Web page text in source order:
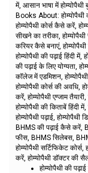
में, आसान भाषा में होम्योपैथी
Books About: होम्योपैथी
होम्योपैथी कोर्स कैसे करें,
सीखने का तरीका, होम्योपैथी
करियर कैसे बनाएं,
होम्योपैथी की पढ़ाई हिंदी में,
की पढ़ाई के लिए योग्यता,
कॉलेज में एडमिशन,
होम्योपैथी कोर्स की अवधि,
करें, होम्योपैथी एग्जाम
होम्योपैथी की किताबें हिंदी
होम्योपैथी पढ़ाई,
BHMS की पढ़ाई कैसे करें,
फीस, BHMS सिलेबस, BHMS
होम्योपैथी सर्टिफिकेट
करें, होम्योपैथी डॉक्टर की
होम्योपैथी की